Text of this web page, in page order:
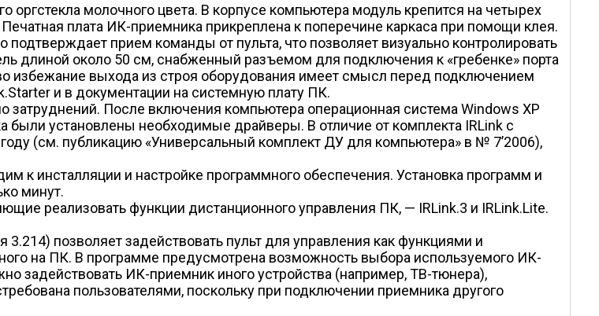
оргстекла молочного цвета. В корпусе компьютера модуль крепится на четырех
плата ИК-приемника прикреплена к поперечине каркаса при помощи клея.
прием команды от пульта, что позволяет визуально контролировать
длиной около 50 см, снабженный разъемом для подключения к «гребенке» порта
избежание выхода из строя оборудования имеет смысл перед подключением
и в документации на системную плату ПК.
После включения компьютера операционная система Windows XP
были установлены необходимые драйверы. В отличие от комплекта IRLink с
(см. публикацию «Универсальный комплект ДУ для компьютера» в № 7’2006),
к инсталляции и настройке программного обеспечения. Установка программ и
минут.
реализовать функции дистанционного управления ПК, — IRLink.3 и IRLink.Lite.
позволяет задействовать пульт для управления как функциями и
на ПК. В программе предусмотрена возможность выбора используемого ИК-
задействовать ИК-приемник иного устройства (например, ТВ-тюнера),
пользователями, поскольку при подключении приемника другого